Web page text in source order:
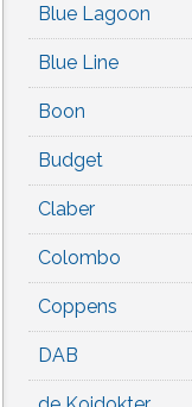
Blue Lagoon
Blue Line
Boon
Budget
Claber
Colombo
Coppens
DAB